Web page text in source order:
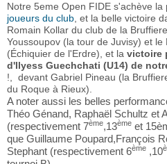
Notre 5eme Open FIDE s'achève la
joueurs du club , et la belle victoire
Romain Kollar du club de la
Youssoupov (la tour de Juvisy) et
(Échiquier de l'Erdre), et la victoire
d'Ilyess Guechchati (U14) de
!, devant Gabriel Pineau (la
du Roque à Rieux).
A noter aussi les belles
Théo Génand, Raphaël Schultz et
(respectivement 7ème,13ème et
que Guillaume Poupard,François
Stephant (respectivement 6ème ,10